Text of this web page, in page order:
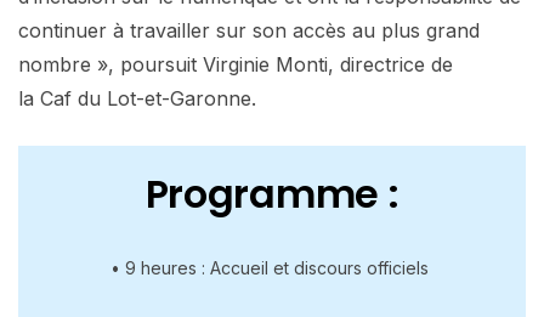
continuer à travailler sur son accès au plus grand
nombre », poursuit Virginie Monti, directrice de
la Caf du Lot-et-Garonne.
Programme :
• 9 heures : Accueil et discours officiels